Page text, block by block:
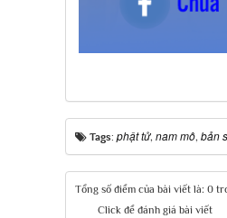
Tags: phật tử, nam mô, bản
Tổng số điểm của bài viết là: 0
Click để đánh giá bài viết